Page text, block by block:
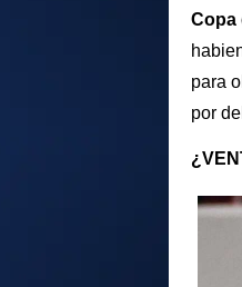
Copa
para
por